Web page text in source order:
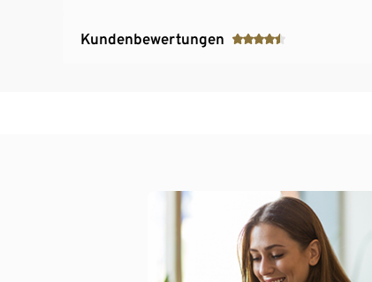
Kundenbewertungen